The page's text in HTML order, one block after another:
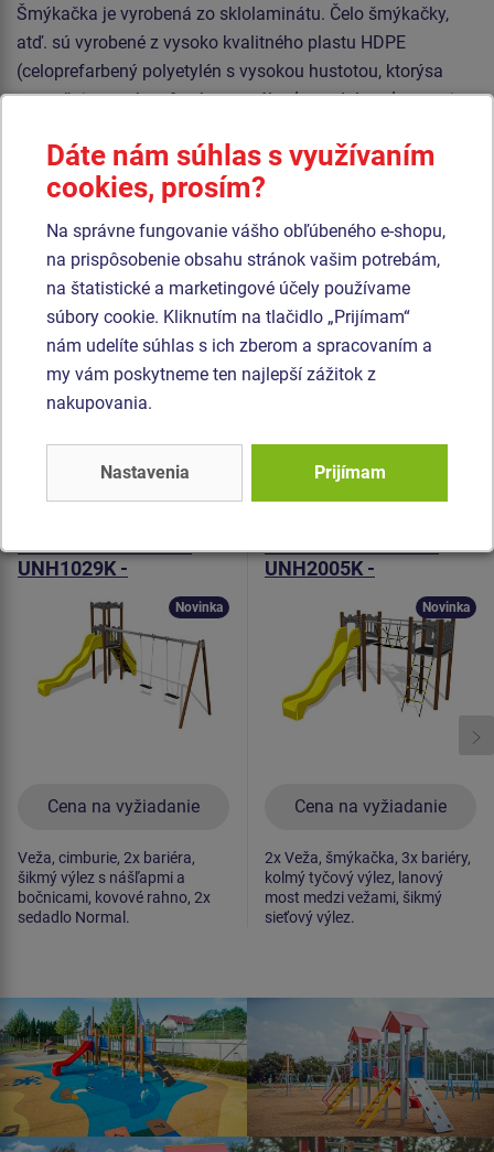
Šmýkačka je vyrobená zo sklolaminátu. Čelo šmýkačky,
atď. sú vyrobené z vysoko kvalitného plastu HDPE
(celoprefarbený polyetylén s vysokou hustotou, ktorýsa
vyznačuje vysokou farebnou stálosťou, odolnosťou proti
nehrozí tak žiadne nebezpečenstvo zranenia detí ostrými
úlomkami). Podesta je vyrobená z HPL (vysokotlakový
farebnou stálosťou, odolnosťou proti poškriabaniu a
odolnosťou proti vode). Sedadlo Normal hojdačky je
hlinikové, obalené mäkkou a pohodlnou gumou. Reťaze sú
nerezové, čím sa docieli veľmi výrazného predĺženia ich
životnosti. Všetok spojovací materiál je pozinkovaný alebo
nerezový.
Podobný tovar
Herná zostava hrad
UNH1029K -
Cena na vyžiadanie
Novinka
Veža, cimburie, 2x bariéra,
šikmý výlez s nášľapmi a
bočnicami, kovové rahno, 2x
sedadlo Normal.
Herná zostava hrad
UNH2005K -
Cena na vyžiadanie
Novinka
2x Veža, šmýkačka, 3x bariéry,
kolmý tyčový výlez, lanový
most medzi vežami, šikmý
sieťový výlez.
Dáte nám súhlas s využívaním
cookies, prosím?
Na správne fungovanie vášho obľúbeného e-shopu,
na prispôsobenie obsahu stránok vašim potrebám,
na štatistické a marketingové účely používame
súbory cookie. Kliknutím na tlačidlo „Prijímam“
nám udelíte súhlas s ich zberom a spracovaním a
my vám poskytneme ten najlepší zážitok z
nakupovania.
Nastavenia Prijímam